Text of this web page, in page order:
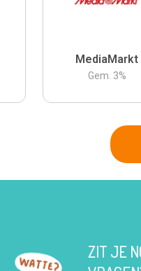
MediaMarkt
Gem. 3%
ZIT JE